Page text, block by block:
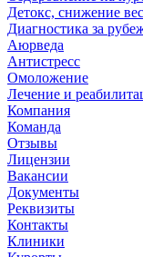
Детокс, снижение
Диагностика за
Аюрведа
Антистресс
Омоложение
Лечение и
Компания
Команда
Отзывы
Лицензии
Вакансии
Документы
Реквизиты
Контакты
Клиники